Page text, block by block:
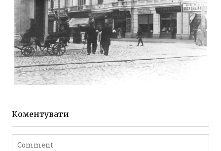
ЖИТОМИР МИХАЙЛІВСЬКА 1903 РОКУ
Коментувати